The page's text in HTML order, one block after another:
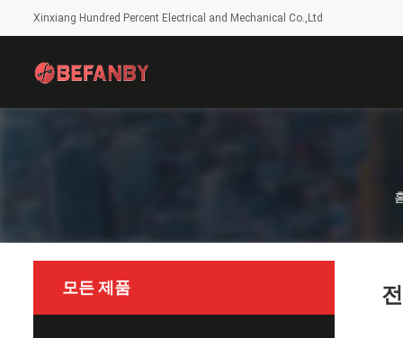
Xinxiang Hundred Percent Electrical and Mechanical Co.,Ltd
모든 제품